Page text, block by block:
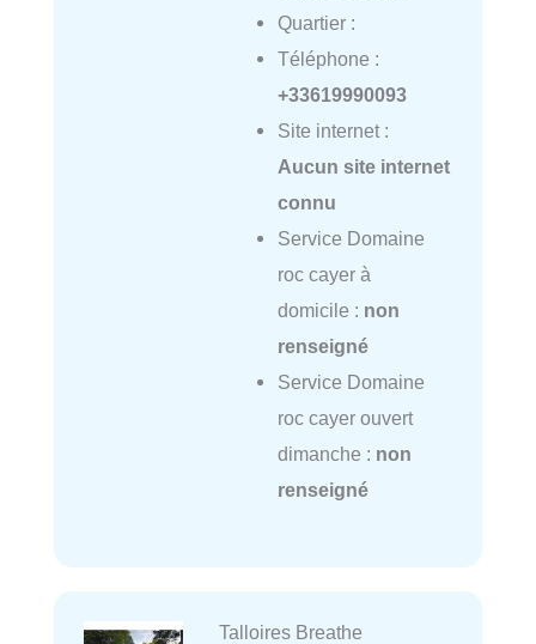
Quartier :
Téléphone :
+33619990093
Site internet :
Aucun site internet
connu
Service Domaine
roc cayer à
domicile : non
renseigné
Service Domaine
roc cayer ouvert
dimanche : non
renseigné
Talloires Breathe